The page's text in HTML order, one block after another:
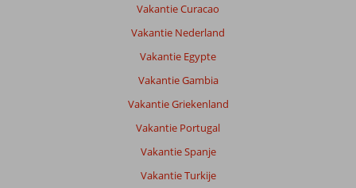
Vakantie Curacao
Vakantie Nederland
Vakantie Egypte
Vakantie Gambia
Vakantie Griekenland
Vakantie Portugal
Vakantie Spanje
Vakantie Turkije